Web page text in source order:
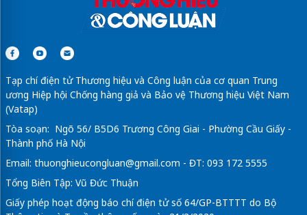
Tạp chí điện tử Thương hiệu và Công luận của cơ quan Trung
ương Hiệp hội Chống hàng giả và Bảo vệ Thương hiệu Việt Nam
(Vatap)
Tòa soạn: Ngõ 56/ B5D6 Trương Công Giai - Phường Cầu Giấy -
Thành phố Hà Nội
Email: thuonghieucongluan@gmail.com - ĐT: 093 172 5555
Tổng Biên Tập: Vũ Đức Thuận
Giấy phép hoạt động báo chí điện tử số 64/GP-BTTTT do Bộ